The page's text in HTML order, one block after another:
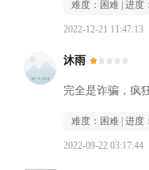
难度： 困难 | 进度：
2022-12-21 11:47:13
沐雨
完全是诈骗，疯
难度： 困难 | 进度：
2022-09-22 03:17:44